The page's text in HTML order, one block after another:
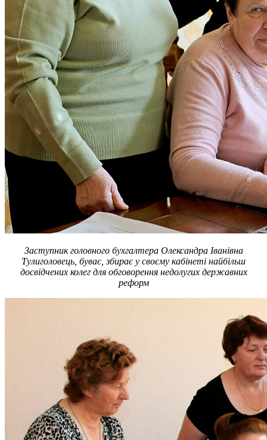
Заступник головного бухгалтера Олександра Іванівна
Тулиголовець, буває, збирає у своєму кабінеті найбільш
досвідчених колег для обговорення недолугих державних
реформ